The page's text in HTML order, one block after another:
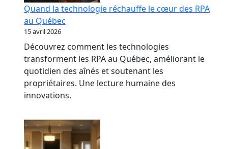
Quand la technologie réchauffe le cœur des RPA
au Québec
15 avril 2026
Découvrez comment les technologies
transforment les RPA au Québec, améliorant le
quotidien des aînés et soutenant les
propriétaires. Une lecture humaine des
innovations.